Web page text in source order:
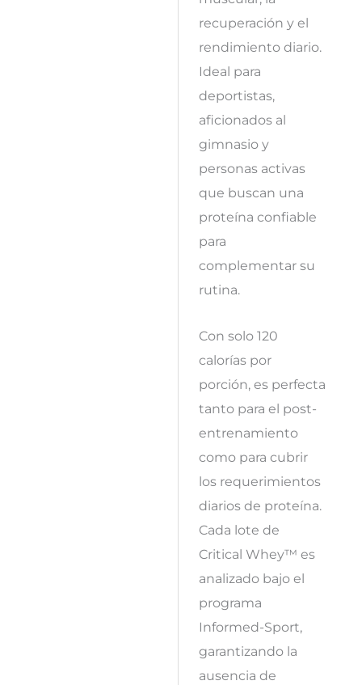
recuperación y el
rendimiento diario.
Ideal para
deportistas,
aficionados al
gimnasio y
personas activas
que buscan una
proteína confiable
para
complementar su
rutina.
Con solo 120
calorías por
porción, es perfecta
tanto para el post-
entrenamiento
como para cubrir
los requerimientos
diarios de proteína.
Cada lote de
Critical Whey™ es
analizado bajo el
programa
Informed-Sport,
garantizando la
ausencia de